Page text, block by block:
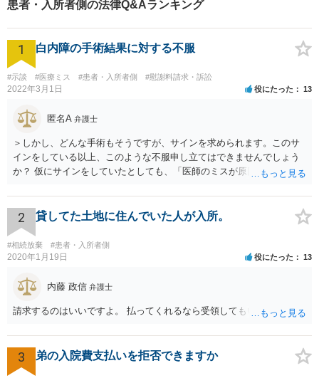
患者・入所者側の法律Q&Aランキング
1 白内障の手術結果に対する不服
#示談 #医療ミス #患者・入所者側 #慰謝料請求・訴訟
2022年3月1日 役にたった 13
匿名A 弁護士
＞しかし、どんな手術もそうですが、サインを求められます。このサ
インをしている以上、このような不服申し立てはできませんでしょう
か？ 仮にサインをしていたとしても、「医師のミスが原因で老眼がひ
眼が悪化することがあるにもかかわらず、全く説明されなかったよう
な場合」には、請求することは可能です。
2 貸してた土地に住んでいた人が入所。
#相続放棄 #患者・入所者側
2020年1月19日 役にたった 13
内藤 政信 弁護士
請求するのはいいですよ。 払ってくれるなら受領してもいいですよ。
3 弟の入院費支払いを拒否できますか